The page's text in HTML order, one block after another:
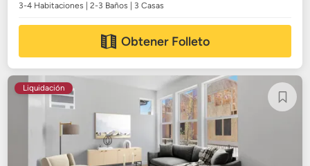
3-4 Habitaciones | 2-3 Baños | 3 Casas
Obtener Folleto
Liquidación